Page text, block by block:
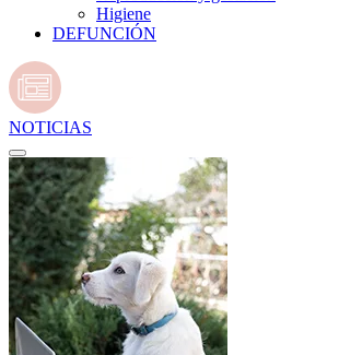
Higiene
DEFUNCIÓN
NOTICIAS